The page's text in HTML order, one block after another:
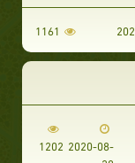
1161
2020-08-
1202